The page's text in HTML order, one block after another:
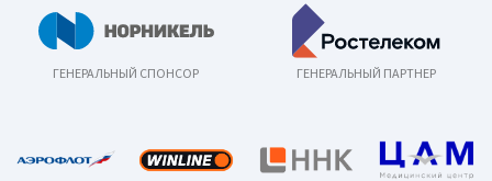
ГЕНЕРАЛЬНЫЙ СПОНСОР ГЕНЕРАЛЬНЫЙ ПАРТНЕР